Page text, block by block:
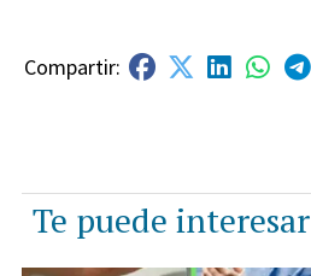
Te puede interesar